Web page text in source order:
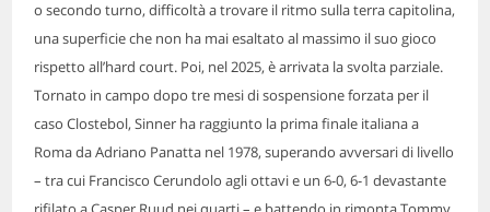
o secondo turno, difficoltà a trovare il ritmo sulla terra capitolina,
una superficie che non ha mai esaltato al massimo il suo gioco
rispetto all’hard court. Poi, nel 2025, è arrivata la svolta parziale.
Tornato in campo dopo tre mesi di sospensione forzata per il
caso Clostebol, Sinner ha raggiunto la prima finale italiana a
Roma da Adriano Panatta nel 1978, superando avversari di livello
– tra cui Francisco Cerundolo agli ottavi e un 6-0, 6-1 devastante